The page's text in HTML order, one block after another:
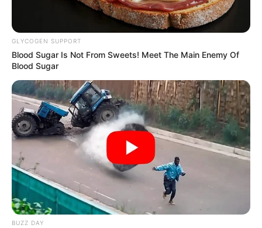
GLYCOGEN SUPPORT
Blood Sugar Is Not From Sweets! Meet The Main Enemy Of
Blood Sugar
BUZZ DAY